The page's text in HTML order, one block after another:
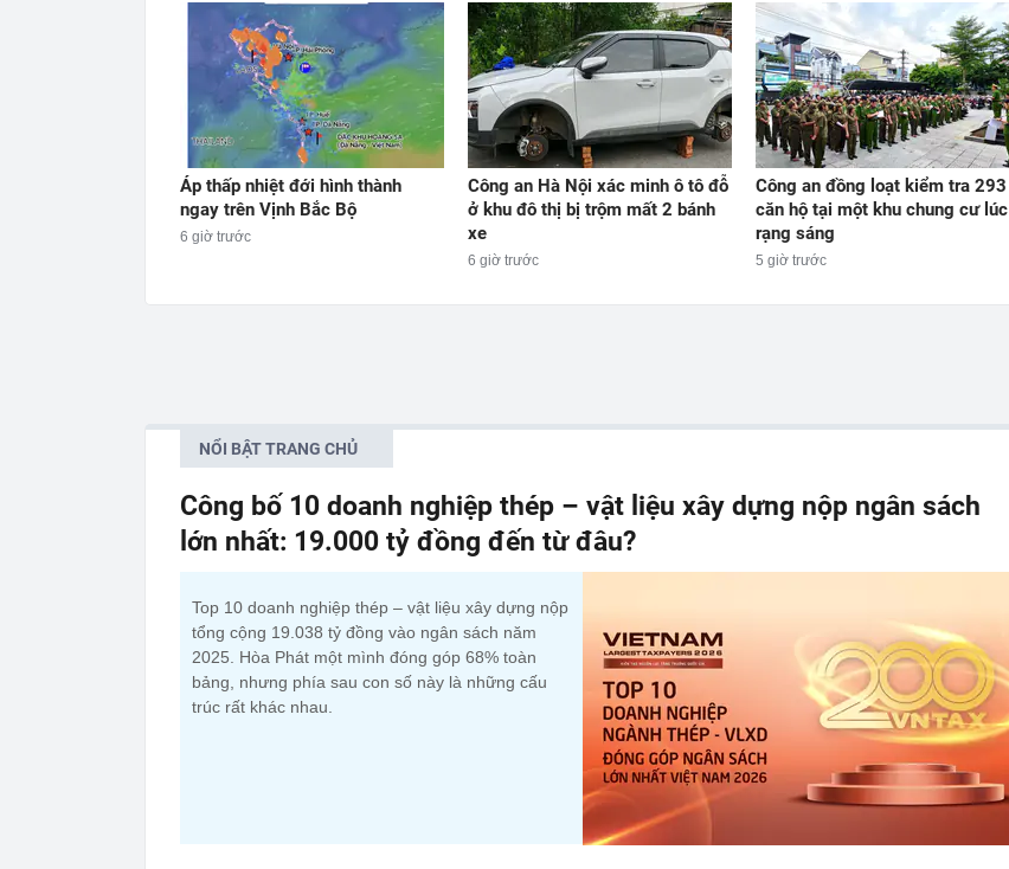
Áp thấp nhiệt đới hình thành
ngay trên Vịnh Bắc Bộ
6 giờ trước
Công an Hà Nội xác minh ô tô đỗ
ở khu đô thị bị trộm mất 2 bánh
xe
6 giờ trước
Công an đồng loạt kiểm tra 293
căn hộ tại một khu chung cư lúc
rạng sáng
5 giờ trước
NỔI BẬT TRANG CHỦ
Công bố 10 doanh nghiệp thép – vật liệu xây dựng nộp ngân sách
lớn nhất: 19.000 tỷ đồng đến từ đâu?
Top 10 doanh nghiệp thép – vật liệu xây dựng nộp
tổng cộng 19.038 tỷ đồng vào ngân sách năm
2025. Hòa Phát một mình đóng góp 68% toàn
bảng, nhưng phía sau con số này là những cấu
trúc rất khác nhau.